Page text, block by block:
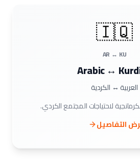
🇮🇶
AR ↔ KU
Arabic ↔
العربية ↔ الكردية
لاحتياجات المجتمع الكردي.
التفاصيل